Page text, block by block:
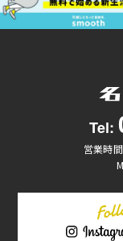
Tel:
営業時